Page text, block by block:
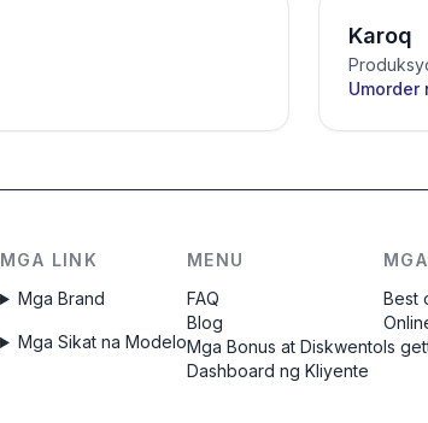
Karoq
Umorder
MGA LINK
Mga Brand
Mga Sikat na Modelo
MENU
FAQ
Blog
Mga Bonus at Diskwento
Dashboard ng Kliyente
Best
Is